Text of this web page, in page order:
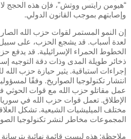
“هيومن رايتس ووتش”، فإن هذه الحجج لا
وإصابتهم بموجب القانون الدولي.
إن النمو المستمر لقوات حزب الله
لعدة أسباب. قد يشجع الحزب، على سبيل
الخطوط الحمراء الإسرائيلية. قد يدفع
ذخائر طويلة المدى وذات دقة التوجيه
إجراءات استباقية. يثير حيازة حزب الله
انتشار تكنولوجيا الصواريخ. وفقًا
عمل مقاتلو حزب الله مع قوات الحوثي
الإطلاق. تعمل قوات حزب الله في سوريا
مختلف الميليشيات الشيعية. تشكل
المجموعات مخاطر لنشر تكنولوجيا
ملاحظة: هذه ليست قائمة نهائية